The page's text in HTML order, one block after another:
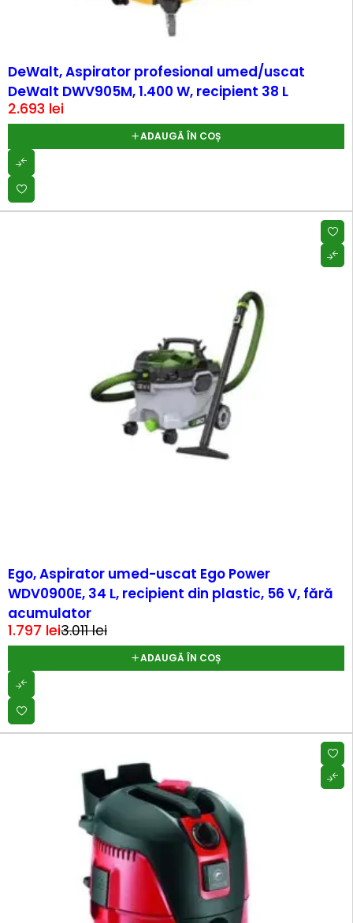
DeWalt, Aspirator profesional umed/uscat
DeWalt DWV905M, 1.400 W, recipient 38 L
2.693 lei
ADAUGĂ ÎN COȘ
Ego, Aspirator umed-uscat Ego Power
WDV0900E, 34 L, recipient din plastic, 56 V, fără
acumulator
3.011lei
1.797 lei
ADAUGĂ ÎN COȘ